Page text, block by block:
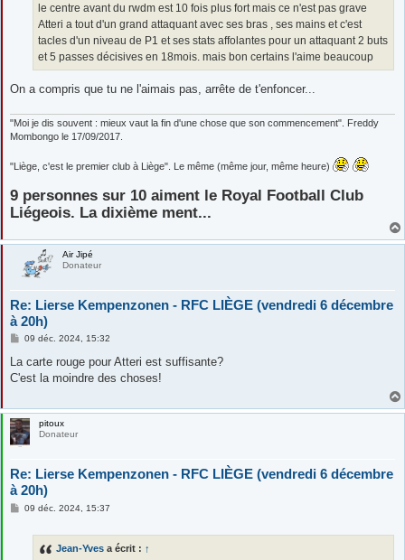
le centre avant du rwdm est 10 fois plus fort mais ce n'est pas grave
Atteri a tout d'un grand attaquant avec ses bras , ses mains et c'est
tacles d'un niveau de P1 et ses stats affolantes pour un attaquant 2 buts
et 5 passes décisives en 18mois. mais bon certains l'aime beaucoup
On a compris que tu ne l'aimais pas, arrête de t'enfoncer...
"Moi je dis souvent : mieux vaut la fin d'une chose que son commencement". Freddy
Mombongo le 17/09/2017.
"Liège, c'est le premier club à Liège". Le même (même jour, même heure)
9 personnes sur 10 aiment le Royal Football Club
Liégeois. La dixième ment...
Air Jipé
Donateur
Re: Lierse Kempenzonen - RFC LIÈGE (vendredi 6 décembre
à 20h)
M
s
a
09 déc. 2024, 15:32
La carte rouge pour Atteri est suffisante?
C'est la moindre des choses!
pitoux
Donateur
Re: Lierse Kempenzonen - RFC LIÈGE (vendredi 6 décembre
à 20h)
M09 déc. 2024, 15:37
Jean-Yves a écrit : ↑